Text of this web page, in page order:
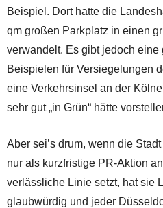
Beispiel. Dort hatte die
qm großen Parkplatz in einen
verwandelt. Es gibt jedoch
Beispielen für Versiegelungen
eine Verkehrsinsel an der
sehr gut „in Grün“ hätte
Aber sei’s drum, wenn die
nur als kurzfristige PR-Aktion
verlässliche Linie setzt, hat sie
glaubwürdig und jeder